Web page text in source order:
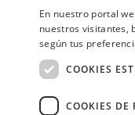
Image
En nuestro portal
nuestros visitantes,
según tus
COOKIES
COOKIES DE